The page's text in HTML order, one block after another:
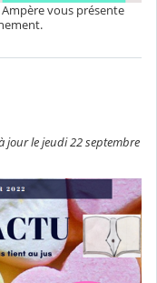
vous présente
jour le jeudi 22 septembre